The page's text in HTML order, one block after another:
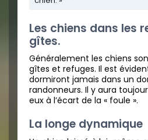
Les chiens dans les
gîtes.
Généralement les chiens
gîtes et refuges. Il est
dormiront jamais dans un
randonneurs. Il y aura
eux à l’écart de la « foule ».
La longe dynamique